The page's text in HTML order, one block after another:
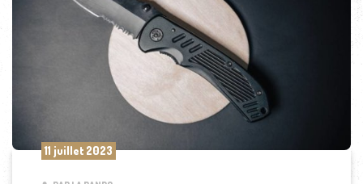
11 juillet 2023